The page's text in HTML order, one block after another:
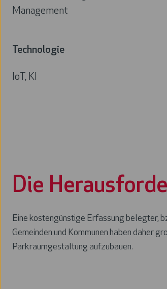
Management
Technologie
IoT, KI
Die
Eine kostengünstige Erfassung belegter,
Gemeinden und Kommunen haben daher
Parkraumgestaltung aufzubauen.